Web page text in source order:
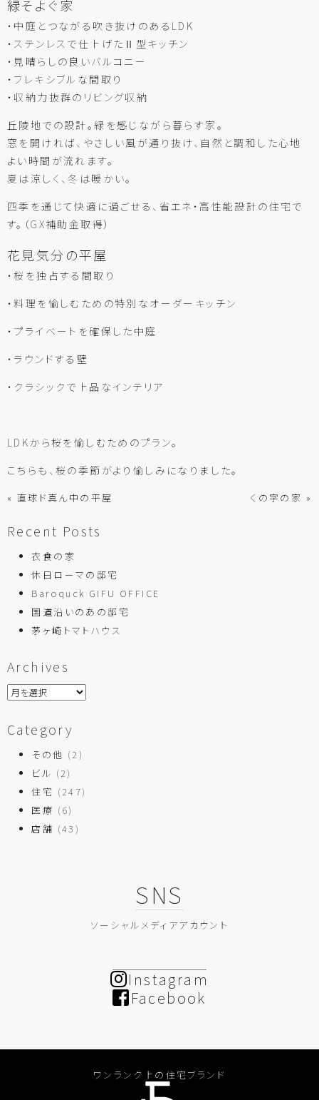
緑そよぐ家
・中庭とつながる吹き抜けのあるLDK
・ステンレスで仕上げたⅡ型キッチン
・見晴らしの良いバルコニー
・フレキシブルな間取り
・収納力抜群のリビング収納
丘陵地での設計。緑を感じながら暮らす家。
窓を開ければ、やさしい風が通り抜け、自然と調和した心地
よい時間が流れます。
夏は涼しく、冬は暖かい。
四季を通じて快適に過ごせる、省エネ・高性能設計の住宅で
す。（GX補助金取得）
花見気分の平屋
・桜を独占する間取り
・料理を愉しむための特別なオーダーキッチン
・プライベートを確保した中庭
・ラウンドする壁
・クラシックで上品なインテリア
LDKから桜を愉しむためのプラン。
こちらも、桜の季節がより愉しみになりました。
« 直球ド真ん中の平屋 くの字の家 »
Recent Posts
衣食の家
休日ローマの邸宅
Baroquck GIFU OFFICE
国道沿いのあの邸宅
茅ヶ崎トマトハウス
Archives
Category
その他 (2)
ビル (2)
住宅 (247)
医療 (6)
店舗 (43)
SNS
ソーシャルメディアアカウント
Instagram
Facebook
ワンランク上の住宅ブランド